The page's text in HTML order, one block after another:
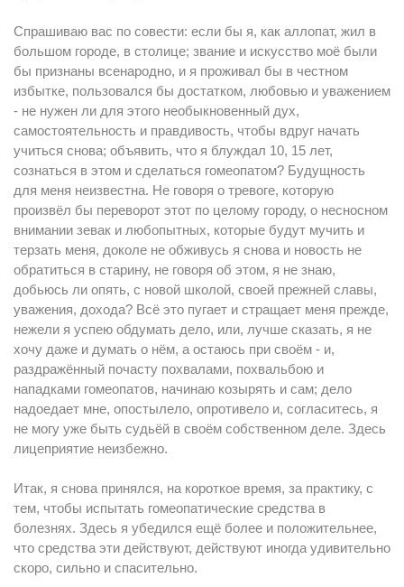
Спрашиваю вас по совести: если бы я, как аллопат, жил в
большом городе, в столице; звание и искусство моё были
бы признаны всенародно, и я проживал бы в честном
избытке, пользовался бы достатком, любовью и уважением
- не нужен ли для этого необыкновенный дух,
самостоятельность и правдивость, чтобы вдруг начать
учиться снова; объявить, что я блуждал 10, 15 лет,
сознаться в этом и сделаться гомеопатом? Будущность
для меня неизвестна. Не говоря о тревоге, которую
произвёл бы переворот этот по целому городу, о несносном
внимании зевак и любопытных, которые будут мучить и
терзать меня, доколе не обживусь я снова и новость не
обратиться в старину, не говоря об этом, я не знаю,
добьюсь ли опять, с новой школой, своей прежней славы,
уважения, дохода? Всё это пугает и стращает меня прежде,
нежели я успею обдумать дело, или, лучше сказать, я не
хочу даже и думать о нём, а остаюсь при своём - и,
раздражённый почасту похвалами, похвальбою и
нападками гомеопатов, начинаю козырять и сам; дело
надоедает мне, опостылело, опротивело и, согласитесь, я
не могу уже быть судьёй в своём собственном деле. Здесь
лицеприятие неизбежно.
Итак, я снова принялся, на короткое время, за практику, с
тем, чтобы испытать гомеопатические средства в
болезнях. Здесь я убедился ещё более и положительнее,
что средства эти действуют, действуют иногда удивительно
скоро, сильно и спасительно.